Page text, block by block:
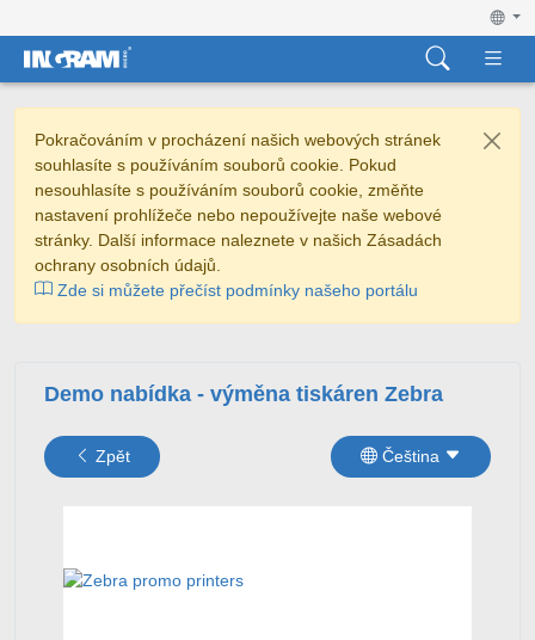
Pokračováním v procházení našich webových stránek
souhlasíte s používáním souborů cookie. Pokud
nesouhlasíte s používáním souborů cookie, změňte
nastavení prohlížeče nebo nepoužívejte naše webové
stránky. Další informace naleznete v našich Zásadách
ochrany osobních údajů.
Zde si můžete přečíst podmínky našeho portálu
Demo nabídka - výměna tiskáren Zebra
Zpět Čeština